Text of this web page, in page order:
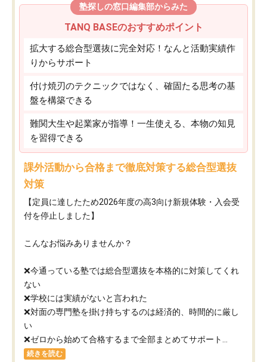
塾探しの窓口編集部からみた
TANQ BASEのおすすめポイント
拡大する総合型選抜に完全対応！なんと活動実績作
りからサポート
付け焼刃のテクニックではなく、確固たる思考の基
盤を構築できる
難関大生や起業家が指導！一生使える、本物の知見
を習得できる
課外活動から合格まで徹底対策する総合型選抜
対策
【定員に達したため2026年度の高3向け新規体験・入会受
付を停止しました】
こんなお悩みありませんか？
❌今通っている塾では総合型選抜を本格的に対策してくれ
ない
❌学校には実績がないと言われた
❌対面の専門塾を掛け持ちするのは経済的、時間的に厳し
い
❌ゼロから始めて合格するまで全部まとめてサポート...
続きを読む